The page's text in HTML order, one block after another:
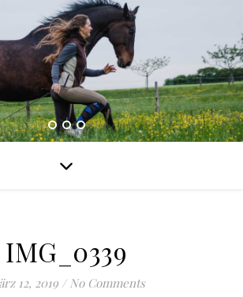
IMG_0339
12, 2019 / No Comments